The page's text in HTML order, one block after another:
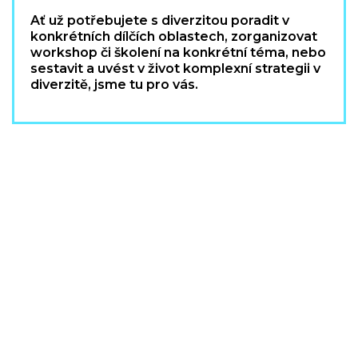
Ať už potřebujete s diverzitou poradit v
konkrétních dílčích oblastech, zorganizovat
workshop či školení na konkrétní téma, nebo
sestavit a uvést v život komplexní strategii v
diverzitě, jsme tu pro vás.